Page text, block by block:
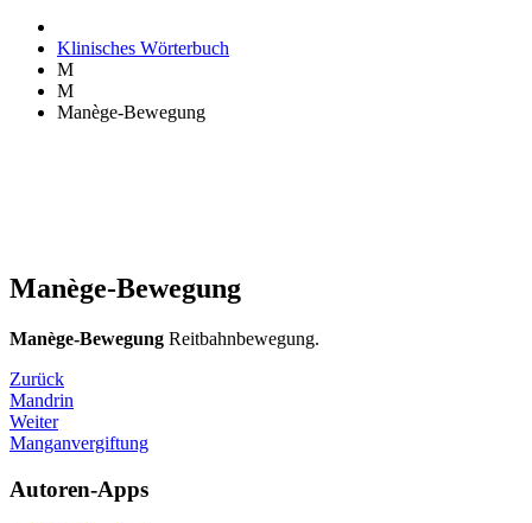
Klinisches Wörterbuch
M
M
Manège-Bewegung
Manège-Bewegung
Manège-Bewegung Reitbahnbewegung.
Zurück
Mandrin
Weiter
Manganvergiftung
Autoren-Apps